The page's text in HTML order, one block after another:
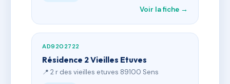
Voir la fiche →
AD9202722
Résidence 2 Vieilles Etuves
📍 2 r des vieilles etuves 89100 Sens